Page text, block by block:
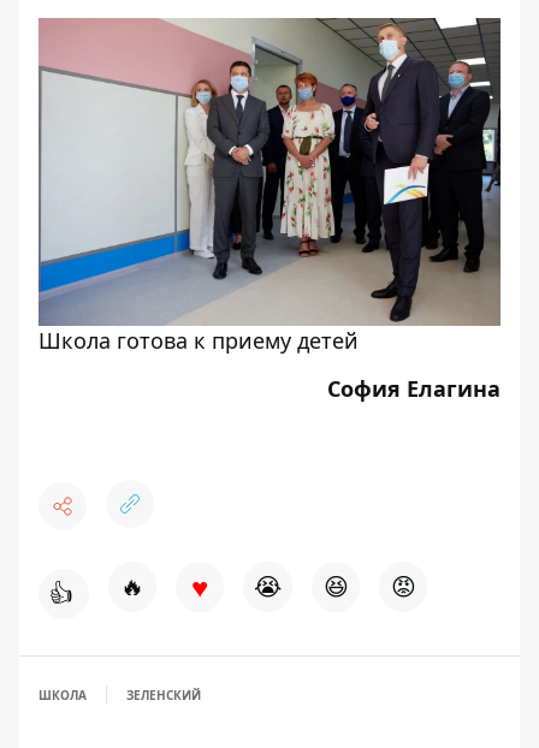
Школа готова к приему детей
София Елагина
👍 🔥 ♥ 😭 😆 😡
ШКОЛА ЗЕЛЕНСКИЙ